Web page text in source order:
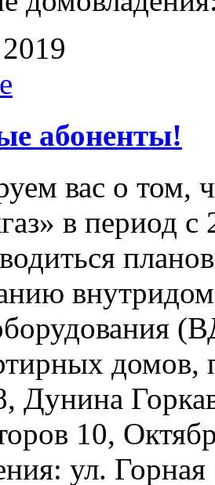
абоненты!
вас о том,
в период с
Дунина
10,
ул.